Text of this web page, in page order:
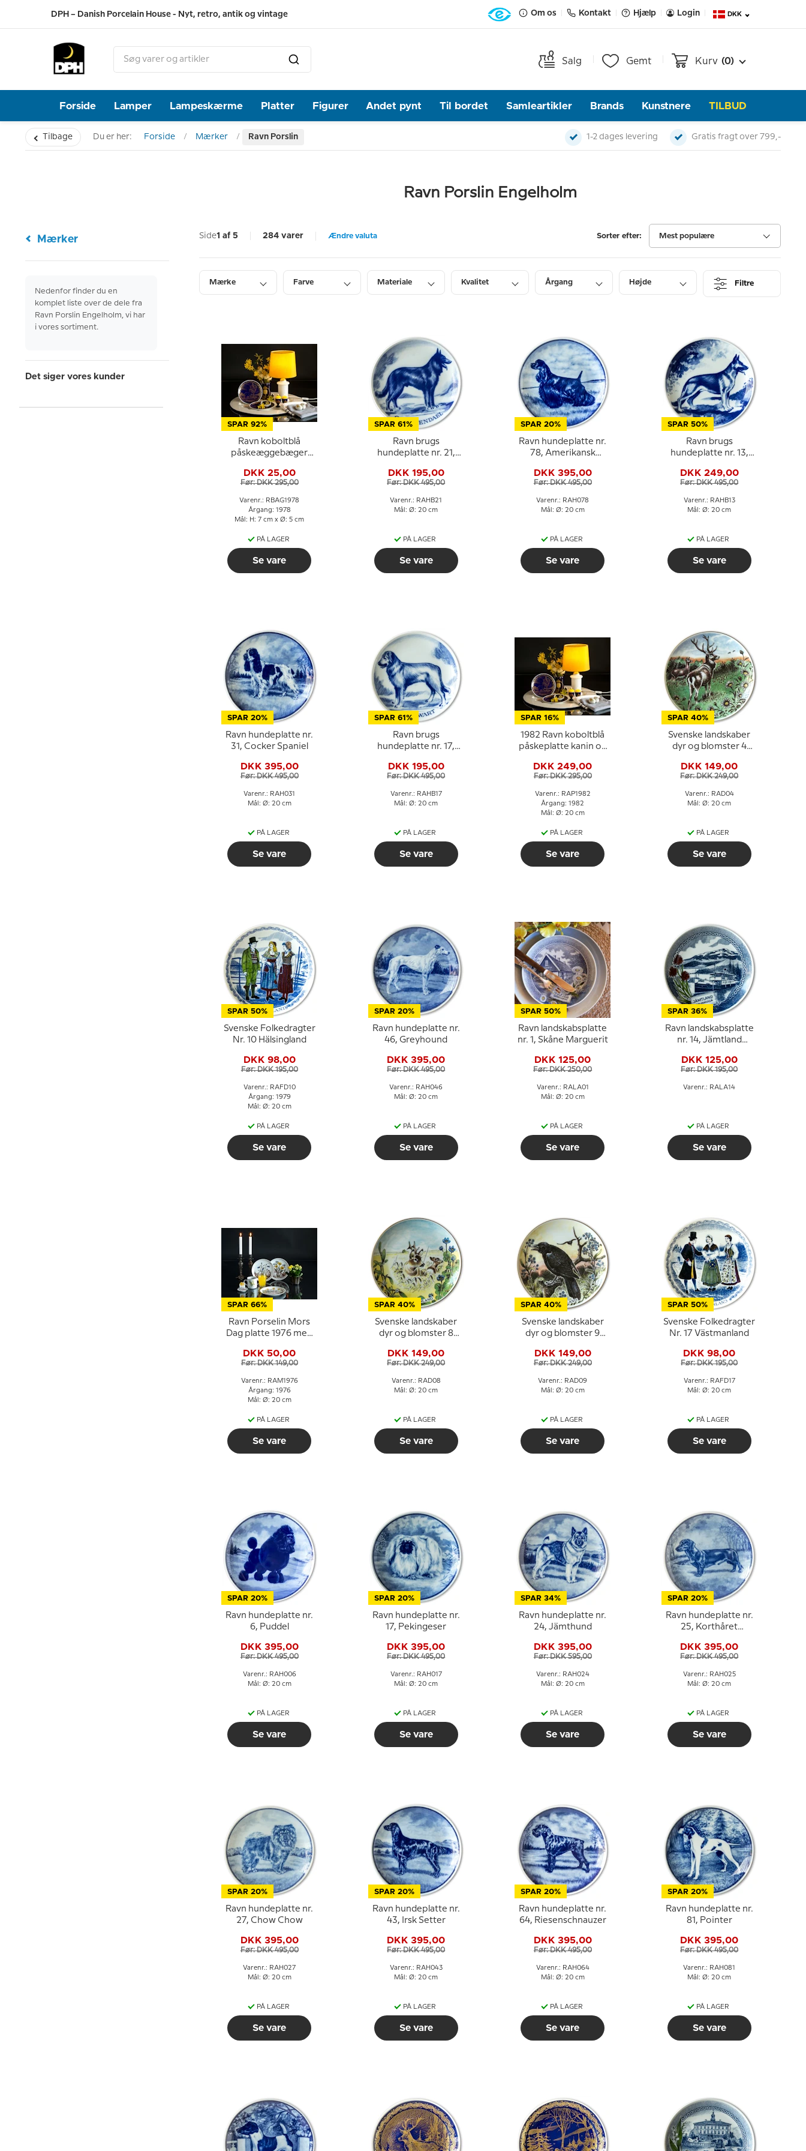
DPH – Danish Porcelain House - Nyt, retro, antik og vintage Om os Kontakt Hjælp Login DKK
Salg Gemt Kurv (0)
Forside Lamper Lampeskærme Platter Figurer Andet pynt Til bordet Samleartikler Brands Kunstnere TILBUD
Tilbage Du er her: Forside Mærker Ravn Porslin 1-2 dages levering Gratis fragt over 799,-
Mærker
Nedenfor finder du en
komplet liste over de dele fra
Ravn Porslin Engelholm, vi har
i vores sortiment.
Det siger vores kunder
Ravn Porslin Engelholm
Side1 af 5 284 varer Ændre valuta Sorter efter: Mest populære
Mærke Farve Materiale Kvalitet Årgang Højde Filtre
SPAR 92%
Ravn koboltblå
påskeæggebæger
DKK 25,00
Før: DKK 295,00
Varenr.: RBAG1978
Årgang: 1978
Mål: H: 7 cm x Ø: 5 cm
PÅ LAGER
Se vare
SPAR 61%
Ravn brugs
hundeplatte nr. 21,
hyrdehund)
DKK 195,00
Før: DKK 495,00
Varenr.: RAHB21
Mål: Ø: 20 cm
PÅ LAGER
Se vare
SPAR 20%
Ravn hundeplatte nr.
78, Amerikansk
DKK 395,00
Før: DKK 495,00
Varenr.: RAH078
Mål: Ø: 20 cm
PÅ LAGER
Se vare
SPAR 50%
Ravn brugs
hundeplatte nr. 13,
DKK 249,00
Før: DKK 495,00
Varenr.: RAHB13
Mål: Ø: 20 cm
PÅ LAGER
Se vare
SPAR 20%
Ravn hundeplatte nr.
31, Cocker Spaniel
DKK 395,00
Før: DKK 495,00
Varenr.: RAH031
Mål: Ø: 20 cm
PÅ LAGER
Se vare
SPAR 61%
Ravn brugs
hundeplatte nr. 17,
DKK 195,00
Før: DKK 495,00
Varenr.: RAHB17
Mål: Ø: 20 cm
PÅ LAGER
Se vare
SPAR 16%
1982 Ravn koboltblå
påskeplatte kanin og
DKK 249,00
Før: DKK 295,00
Varenr.: RAP1982
Årgang: 1982
Mål: Ø: 20 cm
PÅ LAGER
Se vare
SPAR 40%
Svenske landskaber
dyr og blomster 4
DKK 149,00
Før: DKK 249,00
Varenr.: RAD04
Mål: Ø: 20 cm
PÅ LAGER
Se vare
SPAR 50%
Svenske Folkedragter
Nr. 10 Hälsingland
DKK 98,00
Før: DKK 195,00
Varenr.: RAFD10
Årgang: 1979
Mål: Ø: 20 cm
PÅ LAGER
Se vare
SPAR 20%
Ravn hundeplatte nr.
46, Greyhound
DKK 395,00
Før: DKK 495,00
Varenr.: RAH046
Mål: Ø: 20 cm
PÅ LAGER
Se vare
SPAR 50%
Ravn landskabsplatte
nr. 1, Skåne Marguerit
DKK 125,00
Før: DKK 250,00
Varenr.: RALA01
Mål: Ø: 20 cm
PÅ LAGER
Se vare
SPAR 36%
Ravn landskabsplatte
nr. 14, Jämtland
DKK 125,00
Før: DKK 195,00
Varenr.: RALA14
PÅ LAGER
Se vare
SPAR 66%
Ravn Porselin Mors
Dag platte 1976 med
DKK 50,00
Før: DKK 149,00
Varenr.: RAM1976
Årgang: 1976
Mål: Ø: 20 cm
PÅ LAGER
Se vare
SPAR 40%
Svenske landskaber
dyr og blomster 8
DKK 149,00
Før: DKK 249,00
Varenr.: RAD08
Mål: Ø: 20 cm
PÅ LAGER
Se vare
SPAR 40%
Svenske landskaber
dyr og blomster 9
DKK 149,00
Før: DKK 249,00
Varenr.: RAD09
Mål: Ø: 20 cm
PÅ LAGER
Se vare
SPAR 50%
Svenske Folkedragter
Nr. 17 Västmanland
DKK 98,00
Før: DKK 195,00
Varenr.: RAFD17
Mål: Ø: 20 cm
PÅ LAGER
Se vare
SPAR 20%
Ravn hundeplatte nr.
6, Puddel
DKK 395,00
Før: DKK 495,00
Varenr.: RAH006
Mål: Ø: 20 cm
PÅ LAGER
Se vare
SPAR 20%
Ravn hundeplatte nr.
17, Pekingeser
DKK 395,00
Før: DKK 495,00
Varenr.: RAH017
Mål: Ø: 20 cm
PÅ LAGER
Se vare
SPAR 34%
Ravn hundeplatte nr.
24, Jämthund
DKK 395,00
Før: DKK 595,00
Varenr.: RAH024
Mål: Ø: 20 cm
PÅ LAGER
Se vare
SPAR 20%
Ravn hundeplatte nr.
25, Korthåret
DKK 395,00
Før: DKK 495,00
Varenr.: RAH025
Mål: Ø: 20 cm
PÅ LAGER
Se vare
SPAR 20%
Ravn hundeplatte nr.
27, Chow Chow
DKK 395,00
Før: DKK 495,00
Varenr.: RAH027
Mål: Ø: 20 cm
PÅ LAGER
Se vare
SPAR 20%
Ravn hundeplatte nr.
43, Irsk Setter
DKK 395,00
Før: DKK 495,00
Varenr.: RAH043
Mål: Ø: 20 cm
PÅ LAGER
Se vare
SPAR 20%
Ravn hundeplatte nr.
64, Riesenschnauzer
DKK 395,00
Før: DKK 495,00
Varenr.: RAH064
Mål: Ø: 20 cm
PÅ LAGER
Se vare
SPAR 20%
Ravn hundeplatte nr.
81, Pointer
DKK 395,00
Før: DKK 495,00
Varenr.: RAH081
Mål: Ø: 20 cm
PÅ LAGER
Se vare